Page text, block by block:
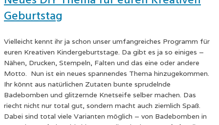
Geburtstag
Vielleicht kennt ihr ja schon unser umfangreiches Programm für
euren Kreativen Kindergeburtstage. Da gibt es ja so einiges –
Nähen, Drucken, Stempeln, Falten und das eine oder andere
Motto. Nun ist ein neues spannendes Thema hinzugekommen.
Ihr könnt aus natürlichen Zutaten bunte sprudelnde
Badebomben und glitzernde Knetseife selber machen. Das
riecht nicht nur total gut, sondern macht auch ziemlich Spaß.
Dabei sind total viele Varianten möglich – von Badebomben in